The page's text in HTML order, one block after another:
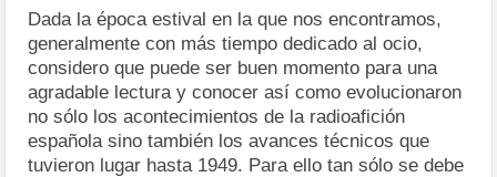
Dada la época estival en la que nos encontramos,
generalmente con más tiempo dedicado al ocio,
considero que puede ser buen momento para una
agradable lectura y conocer así como evolucionaron
no sólo los acontecimientos de la radioafición
española sino también los avances técnicos que
tuvieron lugar hasta 1949. Para ello tan sólo se debe